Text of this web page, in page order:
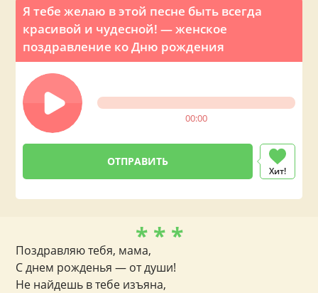
Я тебе желаю в этой песне быть всегда
красивой и чудесной! — женское
поздравление ко Дню рождения
00:00
Хит!
* * *
Поздравляю тебя, мама,
С днем рожденья — от души!
Не найдешь в тебе изъяна,